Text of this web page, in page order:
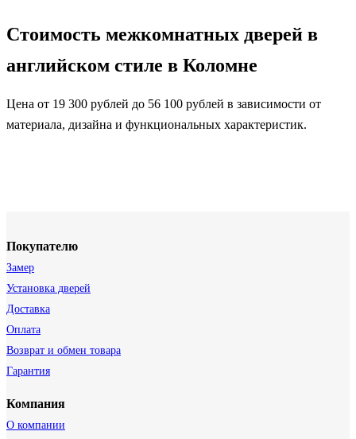
Стоимость межкомнатных дверей в
английском стиле в Коломне
Цена от 19 300 рублей до 56 100 рублей в зависимости от
материала, дизайна и функциональных характеристик.
Покупателю
Замер
Установка дверей
Доставка
Оплата
Возврат и обмен товара
Гарантия
Компания
О компании